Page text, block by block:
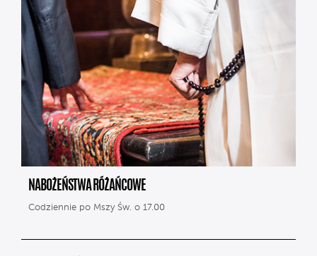
NABOŻEŃSTWA RÓŻAŃCOWE
Codziennie po Mszy Św. o 17.00